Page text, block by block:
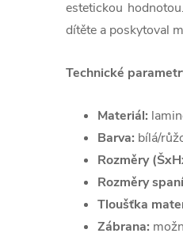
estetickou
dítěte a poskytoval
Technické
Materiál:
Barva: bílá/
Rozměry
Rozměry
Tloušťka
Zábrana: